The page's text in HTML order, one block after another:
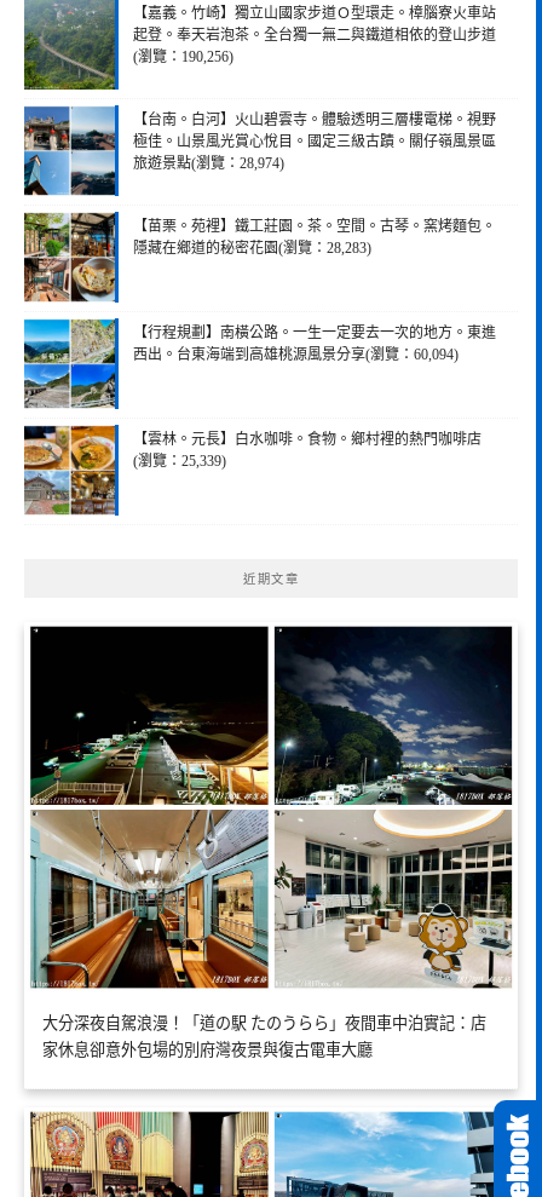
【嘉義。竹崎】獨立山國家步道Ｏ型環走。樟腦寮火車站
起登。奉天岩泡茶。全台獨一無二與鐵道相依的登山步道
(瀏覽：190,256)
【台南。白河】火山碧雲寺。體驗透明三層樓電梯。視野
極佳。山景風光賞心悅目。國定三級古蹟。關仔嶺風景區
旅遊景點(瀏覽：28,974)
【苗栗。苑裡】鐵工莊園。茶。空間。古琴。窯烤麵包。
隱藏在鄉道的秘密花園(瀏覽：28,283)
【行程規劃】南橫公路。一生一定要去一次的地方。東進
西出。台東海端到高雄桃源風景分享(瀏覽：60,094)
【雲林。元長】白水咖啡。食物。鄉村裡的熱門咖啡店
(瀏覽：25,339)
近期文章
大分深夜自駕浪漫！「道の駅 たのうらら」夜間車中泊實記：店
家休息卻意外包場的別府灣夜景與復古電車大廳